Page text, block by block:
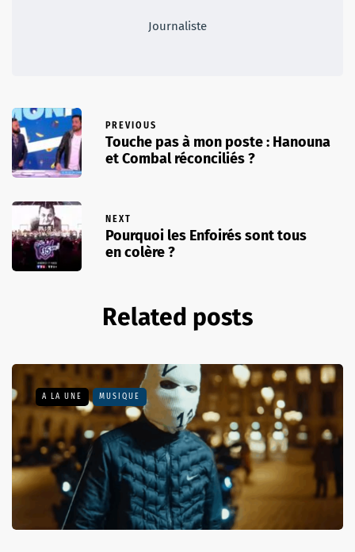
Journaliste
PREVIOUS
Touche pas à mon poste : Hanouna
et Combal réconciliés ?
NEXT
Pourquoi les Enfoirés sont tous
en colère ?
Related posts
A LA UNE MUSIQUE